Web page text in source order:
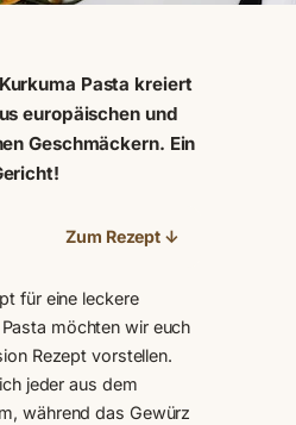
Pasta kreiert
europäischen und
Geschmäckern. Ein
Zum Rezept ↓
für eine leckere
möchten wir euch
Rezept vorstellen.
jeder aus dem
während das Gewürz